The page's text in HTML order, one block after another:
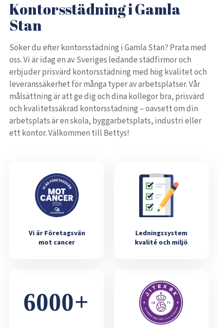
Kontorsstädning i Gamla
Stan
Söker du efter kontorsstädning i Gamla Stan? Prata med
oss. Vi är idag en av Sveriges ledande städfirmor och
erbjuder prisvärd kontorsstädning med hög kvalitet och
leveranssäkerhet för många typer av arbetsplatser. Vår
målsättning är att ge dig och dina kollegor bra, prisvärd
och kvalitetssäkrad kontorsstädning – oavsett om din
arbetsplats är en skola, byggarbetsplats, industri eller
ett kontor. Välkommen till Bettys!
Vi är Företagsvän
mot cancer
Ledningssystem
kvalité och miljö